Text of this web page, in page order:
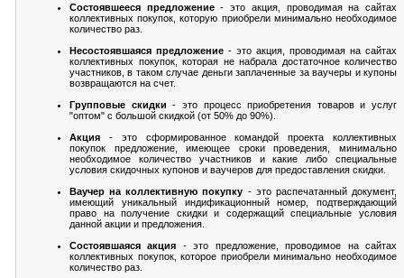
Состоявшееся предложение- это акция, проводимая на сайтах
коллективных покупок, которую приобрели минимально необходимое
количество раз.
Несостоявшаяся предложение - это акция, проводимая на сайтах
коллективных покупок, которая не набрала достаточное количество
участников, в таком случае деньги заплаченные за ваучеры и купоны
возвращаются на счет.
Групповые скидки - это процесс приобретения товаров и услуг
"оптом" с большой скидкой (от 50% до 90%).
Акция - это сформированное командой проекта коллективных
покупок предложение, имеющее сроки проведения, минимально
необходимое количество участников и какие либо специальные
условия скидочных купонов и ваучеров для предоставления скидки.
Ваучер на коллективную покупку - это распечатанный документ,
имеющий уникальный индификационный номер, подтверждающий
право на получение скидки и содержащий специальные условия
данной акции и предложения.
Состоявшаяся акция - это предложение, проводимое на сайтах
коллективных покупок, которое приобрели минимально необходимое
количество раз.